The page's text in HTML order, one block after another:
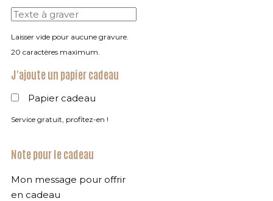
Laisser vide pour aucune gravure.
20 caractères maximum.
J'ajoute un papier cadeau
Papier cadeau
Service gratuit, profitez-en !
Note pour le cadeau
Mon message pour offrir
en cadeau